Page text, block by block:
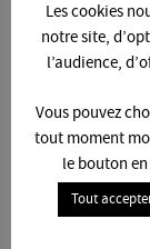
LUTTE
Les cookies
notre site,
l’audience,
Vous pouvez
tout moment
le bouton
Tout